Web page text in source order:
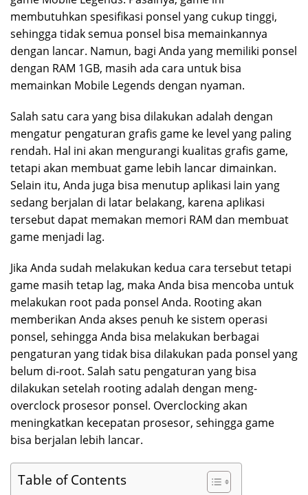
membutuhkan spesifikasi ponsel yang cukup tinggi,
sehingga tidak semua ponsel bisa memainkannya
dengan lancar. Namun, bagi Anda yang memiliki ponsel
dengan RAM 1GB, masih ada cara untuk bisa
memainkan Mobile Legends dengan nyaman.
Salah satu cara yang bisa dilakukan adalah dengan
mengatur pengaturan grafis game ke level yang paling
rendah. Hal ini akan mengurangi kualitas grafis game,
tetapi akan membuat game lebih lancar dimainkan.
Selain itu, Anda juga bisa menutup aplikasi lain yang
sedang berjalan di latar belakang, karena aplikasi
tersebut dapat memakan memori RAM dan membuat
game menjadi lag.
Jika Anda sudah melakukan kedua cara tersebut tetapi
game masih tetap lag, maka Anda bisa mencoba untuk
melakukan root pada ponsel Anda. Rooting akan
memberikan Anda akses penuh ke sistem operasi
ponsel, sehingga Anda bisa melakukan berbagai
pengaturan yang tidak bisa dilakukan pada ponsel yang
belum di-root. Salah satu pengaturan yang bisa
dilakukan setelah rooting adalah dengan meng-
overclock prosesor ponsel. Overclocking akan
meningkatkan kecepatan prosesor, sehingga game
bisa berjalan lebih lancar.
Table of Contents